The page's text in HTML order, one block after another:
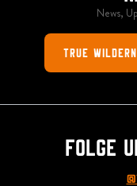
News,
True
Folge